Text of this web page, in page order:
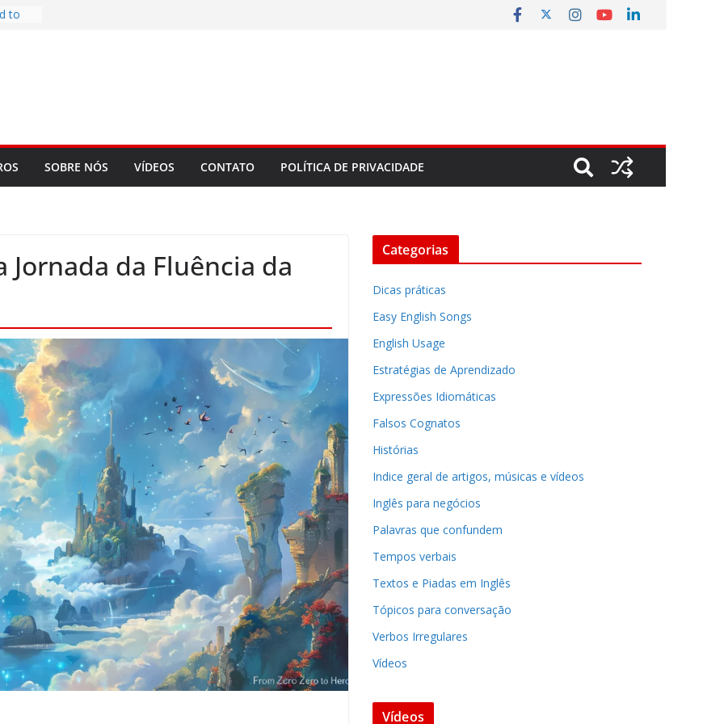
to
SOBRE NÓS VÍDEOS CONTATO POLÍTICA DE PRIVACIDADE
Jornada da Fluência da
Categorias
Dicas práticas
Easy English Songs
English Usage
Estratégias de Aprendizado
Expressões Idiomáticas
Falsos Cognatos
Histórias
Indice geral de artigos, músicas e vídeos
Inglês para negócios
Palavras que confundem
Tempos verbais
Textos e Piadas em Inglês
Tópicos para conversação
Verbos Irregulares
Vídeos
Vídeos